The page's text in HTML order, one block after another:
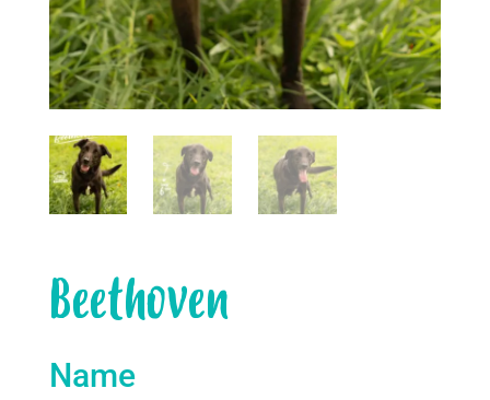
Beethoven
Name